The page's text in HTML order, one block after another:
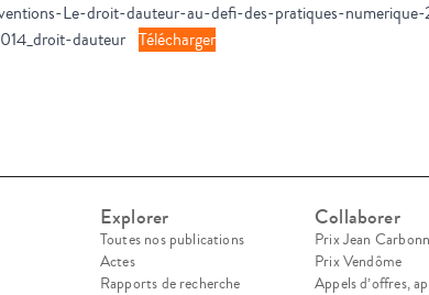
Le-droit-dauteur-au-defi-des-pratiques-
dauteur Télécharger
Explorer
Toutes nos publications
Actes
Rapports de recherche
Collaborer
Prix Jean
Prix Vendôme
Appels d’offres,